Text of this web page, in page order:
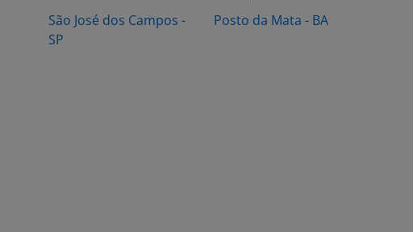
São José dos Campos -
SP
Posto da Mata - BA